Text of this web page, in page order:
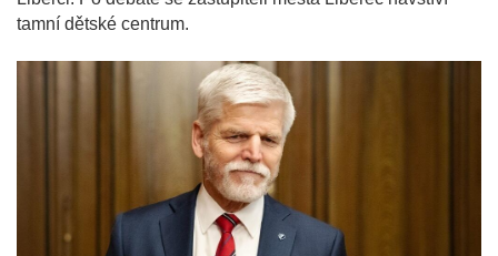
tamní dětské centrum.